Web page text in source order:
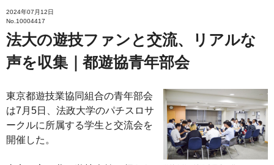
2024年07月12日
No.10004417
法大の遊技ファンと交流、リアルな
声を収集｜都遊協青年部会
東京都遊技業協同組合の青年部会
は7月5日、法政大学のパチスロサ
ークルに所属する学生と交流会を
開催した。